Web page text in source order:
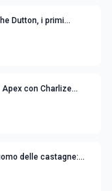
Dutton, i primi
con Charlize
delle castagne: